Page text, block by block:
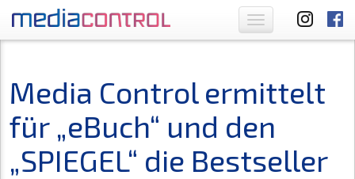
Toggle
navigation
Media Control ermittelt
für „eBuch“ und den
„SPIEGEL“ die Bestseller